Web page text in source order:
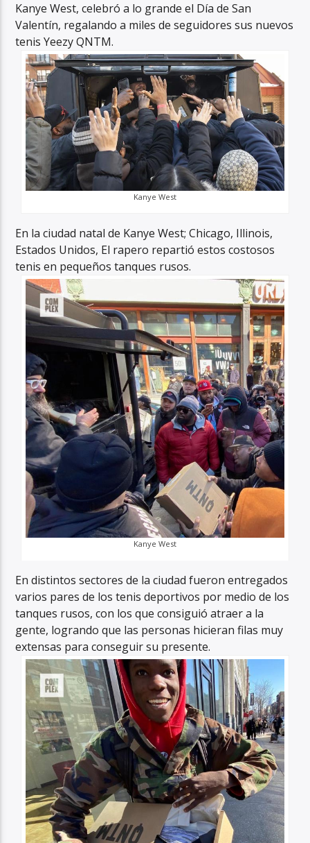
Kanye West, celebró a lo grande el Día de San
Valentín, regalando a miles de seguidores sus nuevos
tenis Yeezy QNTM.
Kanye West
En la ciudad natal de Kanye West; Chicago, Illinois,
Estados Unidos, El rapero repartió estos costosos
tenis en pequeños tanques rusos.
Kanye West
En distintos sectores de la ciudad fueron entregados
varios pares de los tenis deportivos por medio de los
tanques rusos, con los que consiguió atraer a la
gente, logrando que las personas hicieran filas muy
extensas para conseguir su presente.